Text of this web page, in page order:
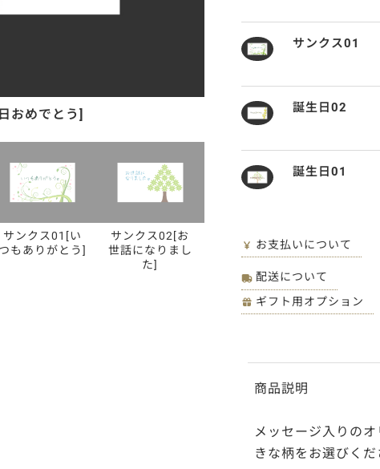
おめでとう]
サンクス01[い
つもありがとう]
サンクス02[お
世話になりまし
た]
サンクス01
誕生日02
誕生日01
お支払いについて
配送について
ギフト用オプション
商品説明
メッセージ入りの
きな柄をお選びくだ